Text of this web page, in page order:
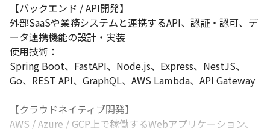
きたい方
・チームで相談・レビューしながら、技術力と設計力を高めたい
・現役で技術と向き合いながら、チームや若手メンバーも支えた
い方
・顧客の業務や課題を理解し、使われるシステムをつくりたい方
・テックリード、技術メンター、アーキテクト、FDE / 技術コンサ
・成長期の組織で、技術・チーム・事業づくりに関わりたい方
【バックエンド / API開発】
外部SaaSや業務システムと連携するAPI、認証・認可、デ
ータ連携機能の設計・実装
使用技術：
Spring Boot、FastAPI、Node.js、Express、NestJS、
Go、REST API、GraphQL、AWS Lambda、API Gateway
【クラウドネイティブ開発】
AWS / Azure / GCP上で稼働するWebアプリケーション、